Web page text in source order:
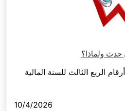
إذًا، أصدرت شركة Nike أرقام الربع الثالث للسنة المالية
10/4/2026